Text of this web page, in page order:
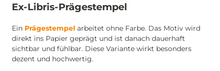
Ex-Libris-Prägestempel
Ein Prägestempel arbeitet ohne Farbe. Das Motiv wird
direkt ins Papier geprägt und ist danach dauerhaft
sichtbar und fühlbar. Diese Variante wirkt besonders
dezent und hochwertig.